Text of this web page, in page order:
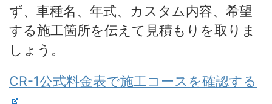
ず、車種名、年式、カスタム内容、希望
する施工箇所を伝えて見積もりを取りま
しょう。
CR-1公式料金表で施工コースを確認する